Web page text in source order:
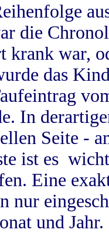
die
krank war,
das
In
Seite -
ist es
Eine
nur
und Jahr.